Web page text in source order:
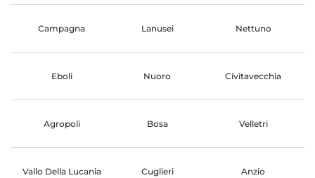
Campagna Lanusei Nettuno
Eboli Nuoro Civitavecchia
Agropoli Bosa Velletri
Vallo Della Lucania Cuglieri Anzio